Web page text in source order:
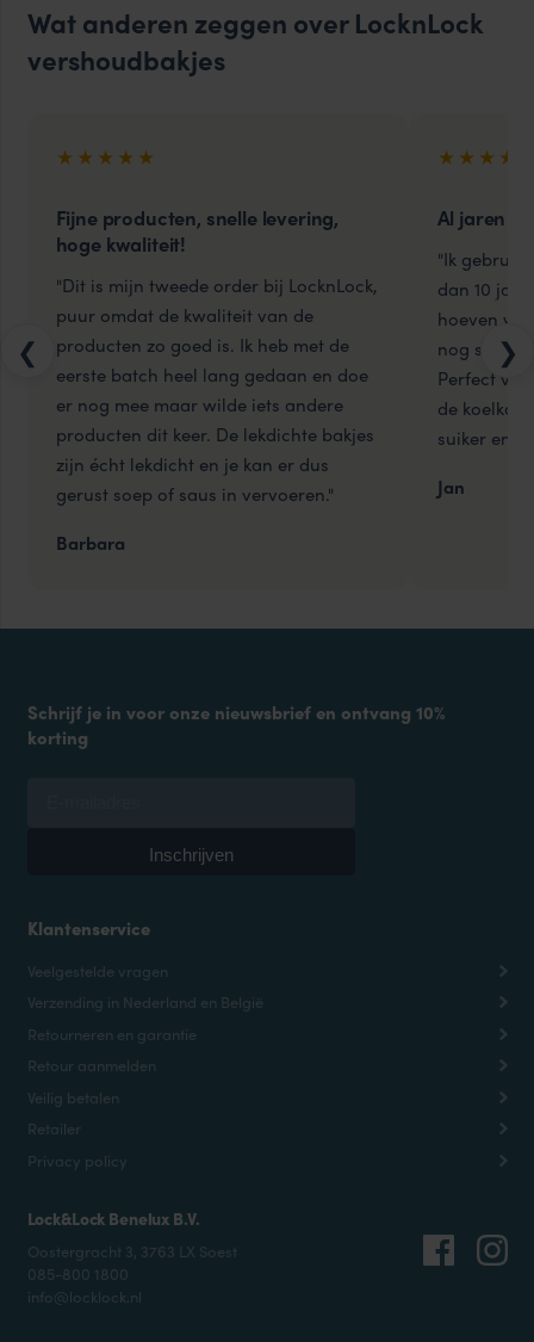
Wat anderen zeggen over LocknLock
vershoudbakjes
❮ ❯
★★★★★
Fijne producten, snelle levering,
hoge kwaliteit!
"Dit is mijn tweede order bij LocknLock,
puur omdat de kwaliteit van de
producten zo goed is. Ik heb met de
eerste batch heel lang gedaan en doe
er nog mee maar wilde iets andere
producten dit keer. De lekdichte bakjes
zijn écht lekdicht en je kan er dus
gerust soep of saus in vervoeren."
Barbara
Al jaren
"Ik gebruik
dan 10
hoeven
nog
Perfect
de
suiker en
Jan
Klantenservice
Veelgestelde vragen
Verzending in Nederland en België
Retourneren en garantie
Retour aanmelden
Veilig betalen
Retailer
Privacy policy
Lock&Lock Benelux B.V.
Oostergracht 3, 3763 LX Soest
085-800 1800
info@locklock.nl
Schrijf je in voor onze nieuwsbrief en ontvang 10%
korting